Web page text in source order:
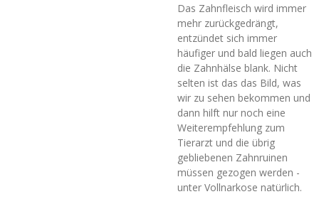
Das Zahnfleisch wird immer
mehr zurückgedrängt,
entzündet sich immer
häufiger und bald liegen auch
die Zahnhälse blank. Nicht
selten ist das das Bild, was
wir zu sehen bekommen und
dann hilft nur noch eine
Weiterempfehlung zum
Tierarzt und die übrig
gebliebenen Zahnruinen
müssen gezogen werden -
unter Vollnarkose natürlich.